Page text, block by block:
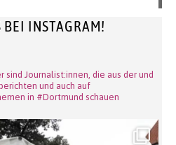
BEI INSTAGRAM!
Journalist:innen, die aus der und
und auch auf
in #Dortmund schauen